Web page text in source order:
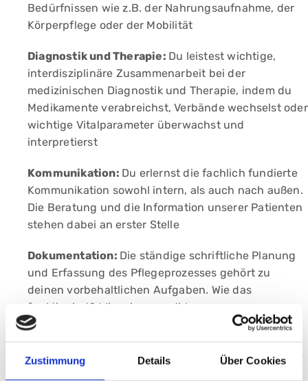
Zustimmung Details Über Cookies
Bedürfnissen wie z.B. der Nahrungsaufnahme, der
Körperpflege oder der Mobilität
Diagnostik und Therapie: Du leistest wichtige,
interdisziplinäre Zusammenarbeit bei der
medizinischen Diagnostik und Therapie, indem du
Medikamente verabreichst, Verbände wechselst oder
wichtige Vitalparameter überwachst und
interpretierst
Kommunikation: Du erlernst die fachlich fundierte
Kommunikation sowohl intern, als auch nach außen.
Die Beratung und die Information unserer Patienten
stehen dabei an erster Stelle
Dokumentation: Die ständige schriftliche Planung
und Erfassung des Pflegeprozesses gehört zu
deinen vorbehaltlichen Aufgaben. Wie das
funktioniert? Wir zeigen es dir!
in einem Team u.a. von Ärzten und Therapeuten. Die